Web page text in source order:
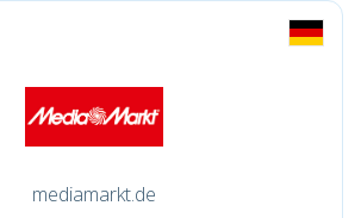
mediamarkt.de